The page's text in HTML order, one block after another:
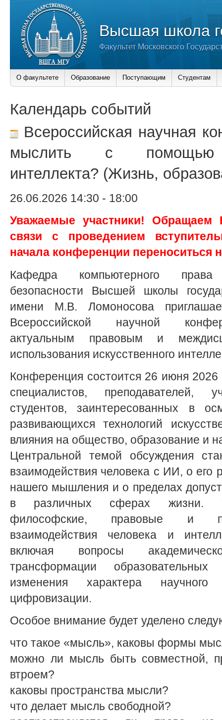
Высшая школа
Факультет Московского
О факультете Образование Поступающим Студентам
Календарь событий
Всероссийская научная
мыслить с помощью
интеллекта? (Жизнь,
26.06.2026 14:30 - 18:00
Уважаемые участники!
связи с проведением
начала конференции переноситься
Кафедра компьютерного
безопасности Высшей школы
имени М.В. Ломоносова
Всероссийской научной
актуальным правовым и
использования искусственного
Конференция состоится 26 июня 2026
специалистов, преподавателей,
студентов, заинтересованных в
развивающихся технологий
влияния на общество, образование и
Центральной темой обсуждения
взаимодействия человека с ИИ, о
нашего мышления и о пределах
в различных сферах жизни.
философские, правовые и
взаимодействия человека и
включая вопросы
трансформации
изменения характера
цифровизации.
Особое внимание будет уделено
что такое «мысль», каковы формы
можно ли мысль быть совместной,
втроем?
каковы пространства мысли?
что делает мысль свободной?